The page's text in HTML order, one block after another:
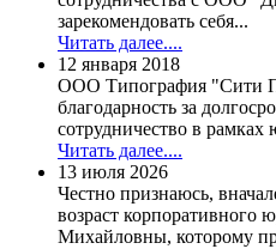
зарекомендовать себя...
Читать далее....
12 января 2018
ООО Типография "Сити
благодарность за
сотрудничество в рамках
Читать далее....
13 июля 2026
Честно признаюсь,
возраст корпоративного
Михайловны, которому